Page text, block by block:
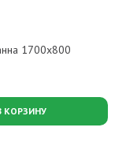
1700х800
КОРЗИНУ